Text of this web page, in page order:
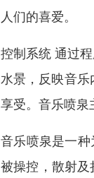
人们的喜爱。
控制系统 通过
水景，反映音
享受。音乐喷泉
音乐喷泉是一
被操控，散射